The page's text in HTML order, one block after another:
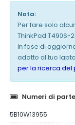
Nota:
Per fare solo
ThinkPad T490S-
in fase di
adatto al tuo
per la ricerca del
Numeri di
5B10W13955